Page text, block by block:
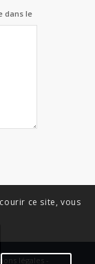
dans le
légales -
ce site, vous